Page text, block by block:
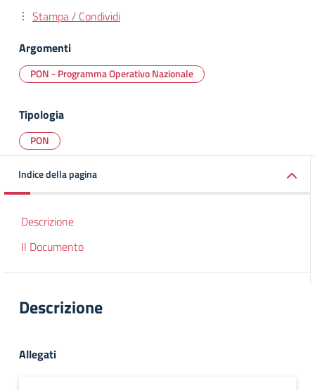
Stampa / Condividi
Argomenti
PON - Programma Operativo Nazionale
Tipologia
PON
Indice della pagina
Descrizione
Il Documento
Descrizione
Allegati